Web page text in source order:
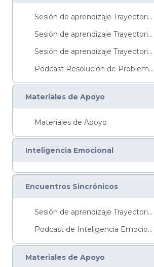
Sesión de aprendizaje Trayectoria Básica ...
Sesión de aprendizaje Trayectoria Intermedia ...
Sesión de aprendizaje Trayectoria Avanzada ...
Podcast Resolución de ProblemasTe invitamos a escu...
Materiales de Apoyo
Materiales de Apoyo
Inteligencia Emocional
Encuentros Sincrónicos
Sesión de aprendizaje Trayectoria Básica...
Podcast de Inteligencia EmocionalTe invitamos a es...
Materiales de Apoyo